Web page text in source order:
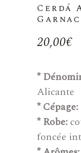
Cerdá
20,00€
*
Alicante
* Cépage:
* Robe:
foncée